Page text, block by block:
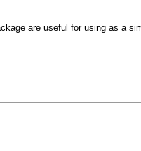
are useful for using as a